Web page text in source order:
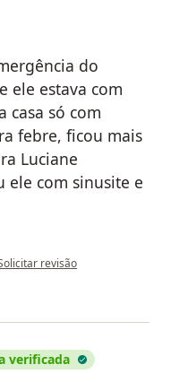
do
ele estava com
casa só com
febre, ficou mais
Luciane
ele com sinusite e
opinião do utilizador Miguel
revisão
verificada